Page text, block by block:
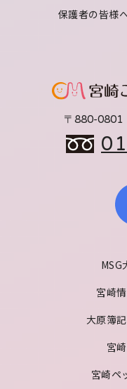
保護者の皆様
〒880-
MSG
宮崎
大原簿
宮
宮崎ペ